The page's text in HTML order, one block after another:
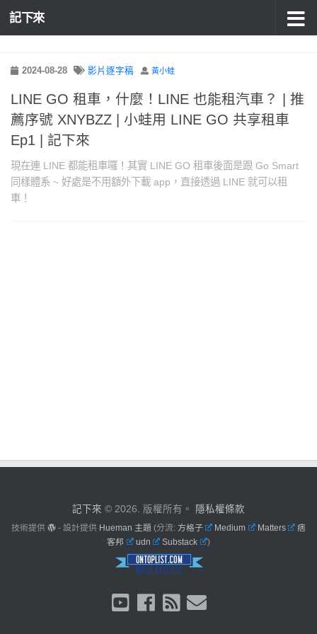
記下來
2024-08-28 影片逐字稿 黃小蛙
LINE GO 租車，什麼！LINE 也能租汽車？ | 推
薦序號 XNYBZZ | 小蛙用 LINE GO 共享租車
Ep1 | 記下來
現在連 LINE 都能租車囉！其實 LINE GO 租車後面是跟 Go Smart
同樣體系 ~ 好處是不用額外下載 app，直接透過 LINE 就可以租
車！
記下來 © 2026. 版權所有。 隱私權條款
技術提供 - 設計提供 Hueman 主題 (分流: 方格子 Medium Matters
痞
客邦
udn Substack )